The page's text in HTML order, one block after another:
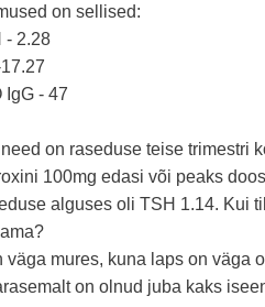
on sellised:
- 2.28
IgG - 47
on raseduse teise trimestri
100mg edasi või peaks
alguses oli TSH 1.14. Kui
väga mures, kuna laps on väga
on olnud juba kaks